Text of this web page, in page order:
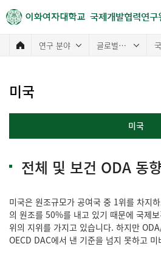
국제개발협력연구
연구 분야 글로벌 보건협력
미국
미국
전체 및 보건 ODA 동
미국은 원조규모가 공여국 중 1위를 차지
의 원조를 50%를 내고 있기 때문에 국제
위의 지위를 가지고 있습니다. 하지만
OECD DAC에서 낸 기준을 넘지 못하고